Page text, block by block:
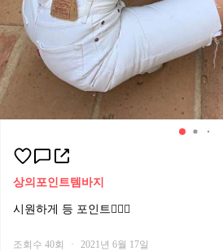
상의 포인트템 바지
시원하게 등 포인트👍🏻🔥
조회수 40회 · 2021년 6월 17일